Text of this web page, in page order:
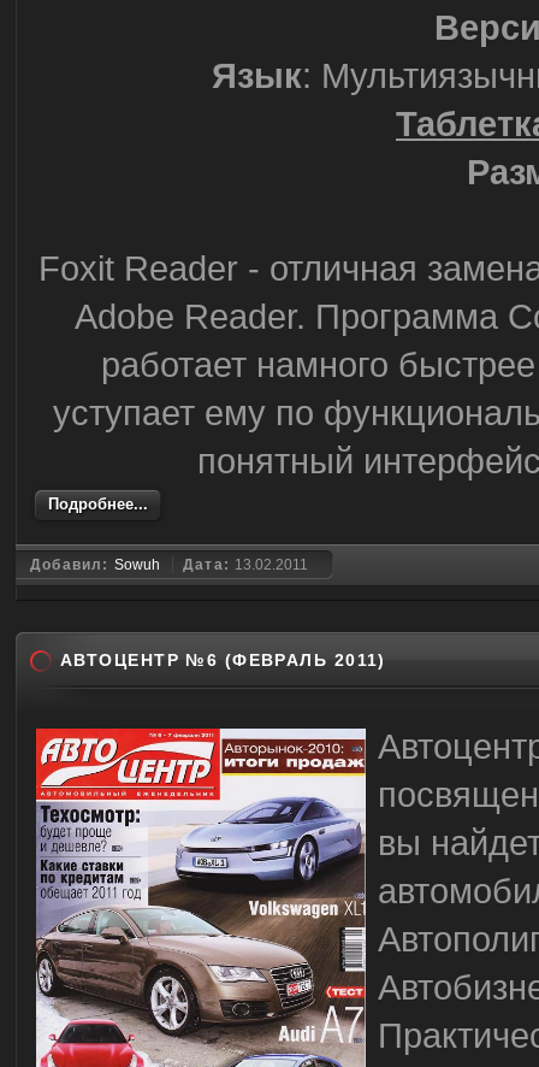
Язык:
Foxit Reader - отличная
Adobe Reader. Программа
работает намного
уступает ему по
понятный
Подробнее...
Добавил: Sowuh Дата: 13.02.2011
АВТОЦЕНТР №6 (ФЕВРАЛЬ 2011)
вы